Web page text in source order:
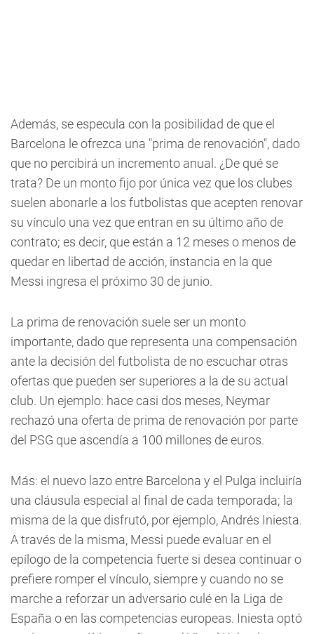
Además, se especula con la posibilidad de que el
Barcelona le ofrezca una "prima de renovación", dado
que no percibirá un incremento anual. ¿De qué se
trata? De un monto fijo por única vez que los clubes
suelen abonarle a los futbolistas que acepten renovar
su vínculo una vez que entran en su último año de
contrato; es decir, que están a 12 meses o menos de
quedar en libertad de acción, instancia en la que
Messi ingresa el próximo 30 de junio.
La prima de renovación suele ser un monto
importante, dado que representa una compensación
ante la decisión del futbolista de no escuchar otras
ofertas que pueden ser superiores a la de su actual
club. Un ejemplo: hace casi dos meses, Neymar
rechazó una oferta de prima de renovación por parte
del PSG que ascendía a 100 millones de euros.
Más: el nuevo lazo entre Barcelona y el Pulga incluiría
una cláusula especial al final de cada temporada; la
misma de la que disfrutó, por ejemplo, Andrés Iniesta.
A través de la misma, Messi puede evaluar en el
epílogo de la competencia fuerte si desea continuar o
prefiere romper el vínculo, siempre y cuando no se
marche a reforzar un adversario culé en la Liga de
España o en las competencias europeas. Iniesta optó